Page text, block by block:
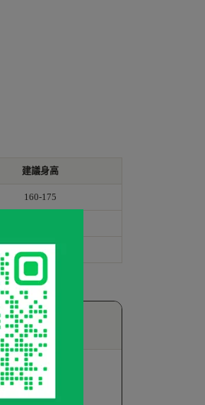
建議身高
160-175
170-185